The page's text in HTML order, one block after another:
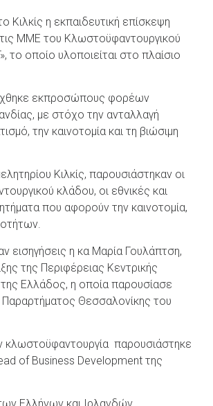
Κιλκίς η εκπαιδευτική επίσκεψη
ΜΜΕ του Κλωστοϋφαντουργικού
το οποίο υλοποιείται στο πλαίσιο
εκπροσώπους φορέων
με στόχο την ανταλλαγή
την καινοτομία και τη βιώσιμη
Κιλκίς, παρουσιάστηκαν οι
κλάδου, οι εθνικές και
που αφορούν την καινοτομία,
εισηγήσεις η κα Μαρία Γουλάπτση,
της Περιφέρειας Κεντρικής
Ελλάδος, η οποία παρουσίασε
Παραρτήματος Θεσσαλονίκης του
κλωστοϋφαντουργία παρουσιάστηκε
of Business Development της